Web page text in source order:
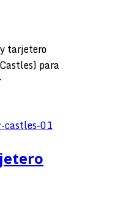
tarjetero
para